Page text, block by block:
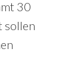
30
sollen